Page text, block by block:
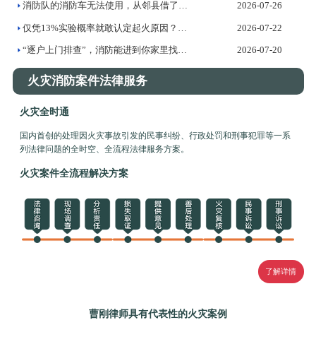
消防队的消防车无法使用，从邻县借了一辆灭火，法院判决赔偿受灾... 2026-07-26
仅凭13%实验概率就敢认定起火原因？——火灾调查证据标准的法... 2026-07-22
“逐户上门排查”，消防能进到你家里找隐患吗？ 2026-07-20
火灾消防案件法律服务
火灾全时通
国内首创的处理因火灾事故引发的民事纠纷、行政处罚和刑事犯罪等一系
列法律问题的全时空、全流程法律服务方案。
火灾案件全流程解决方案
了解详情
曹刚律师具有代表性的火灾案例